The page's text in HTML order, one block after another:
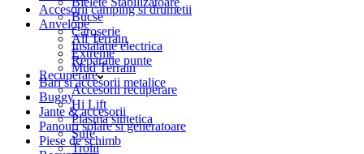
Bucse
Caroserie
Instalatie electrica
Reparatie punte
Recuperare
Accesorii recuperare
Hi Lift
Plasma sintetica
Sufe
Trolii
Accesorii camping si drumetii
Anvelope
All Terrain
Extreme
Mud Terrain
Bari si accesorii metalice
Buggy
Jante & accesorii
Panouri solare si generatoare
Piese de schimb